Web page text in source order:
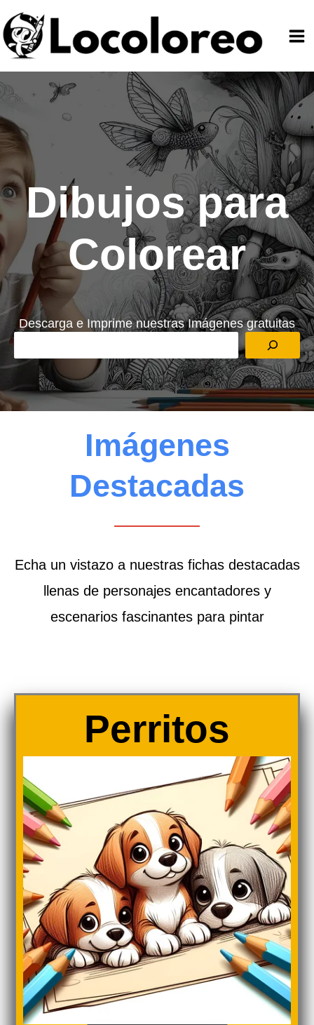
al
contenido
Dibujos para
Colorear
Descarga e Imprime nuestras Imágenes gratuitas
Imágenes
Destacadas
Echa un vistazo a nuestras fichas destacadas
llenas de personajes encantadores y
escenarios fascinantes para pintar
Perritos